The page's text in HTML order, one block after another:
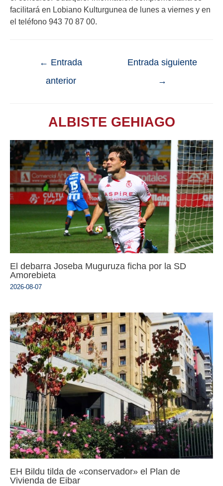
facilitará en Lobiano Kulturgunea de lunes a viernes y en
el teléfono 943 70 87 00.
← Entrada
anterior
Entrada siguiente
→
ALBISTE GEHIAGO
El debarra Joseba Muguruza ficha por la SD
Amorebieta
2026-08-07
EH Bildu tilda de «conservador» el Plan de
Vivienda de Eibar